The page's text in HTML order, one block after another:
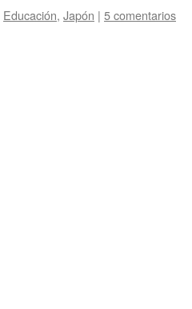
Educación, Japón | 5 comentarios